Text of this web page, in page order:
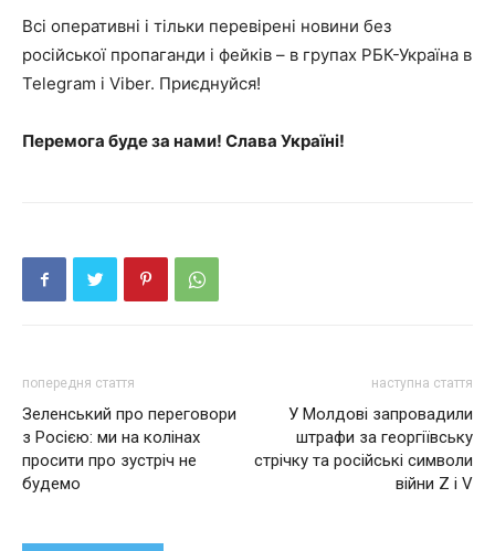
Всі оперативні і тільки перевірені новини без
російської пропаганди і фейків – в групах РБК-Україна в
Telegram і Viber. Приєднуйся!
Перемога буде за нами! Слава Україні!
попередня стаття
Зеленський про переговори
з Росією: ми на колінах
просити про зустріч не
будемо
наступна стаття
У Молдові запровадили
штрафи за георгіївську
стрічку та російські символи
війни Z і V